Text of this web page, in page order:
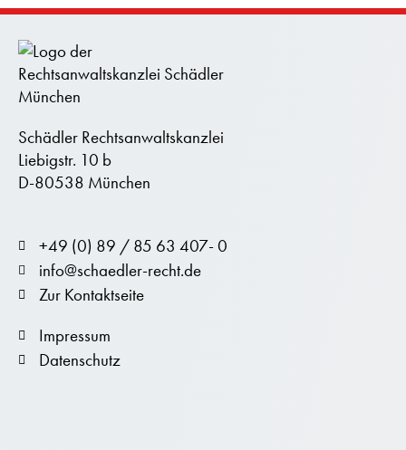
Schädler Rechtsanwaltskanzlei
Liebigstr. 10 b
D-80538 München
+49 (0) 89 / 85 63 407- 0
info@schaedler-recht.de
Zur Kontaktseite
Impressum
Datenschutz